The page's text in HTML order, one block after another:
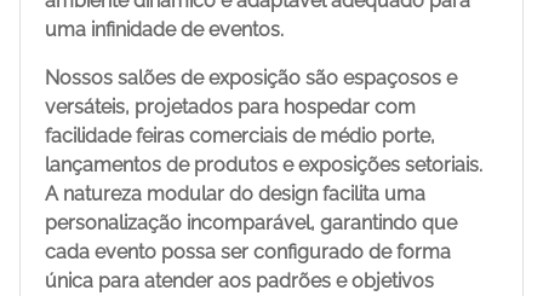
uma infinidade de eventos.
Nossos salões de exposição são espaçosos e
versáteis, projetados para hospedar com
facilidade feiras comerciais de médio porte,
lançamentos de produtos e exposições setoriais.
A natureza modular do design facilita uma
personalização incomparável, garantindo que
cada evento possa ser configurado de forma
única para atender aos padrões e objetivos